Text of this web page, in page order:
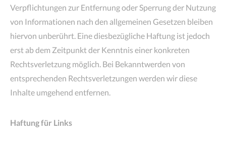
Verpflichtungen zur Entfernung oder Sperrung der Nutzung
von Informationen nach den allgemeinen Gesetzen bleiben
hiervon unberührt. Eine diesbezügliche Haftung ist jedoch
erst ab dem Zeitpunkt der Kenntnis einer konkreten
Rechtsverletzung möglich. Bei Bekanntwerden von
entsprechenden Rechtsverletzungen werden wir diese
Inhalte umgehend entfernen.
Haftung für Links